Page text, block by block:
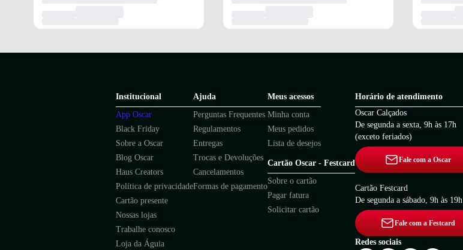
Institucional
App Oscar
Black Friday
Sobre a Oscar
Blog Oscar
Haus Creators
Política de privacidade
Cartão presente
Nossas lojas
Trabalhe conosco
Loja da Águia
Ajuda
Perguntas Frequentes
Regulamentos
Entregas
Trocas e Devoluções
Cancelamentos
Formas de pagamento
Meus acessos
Minha conta
Meus pedidos
Lista de desejos
Cartão Oscar - Festcard
Sobre o cartão
Pagar fatura
Solicitar cartão
Horário de atendimento
Oscar Calçados
De segunda a sexta, 9h às 17h
(exceto feriados)
Fale com a Oscar
Cartão Festcard
De segunda a sábado, 9h às 19h
Fale com a Festcard
Redes sociais